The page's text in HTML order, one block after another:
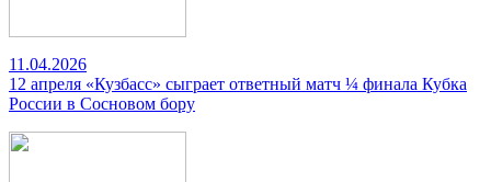
11.04.2026
12 апреля «Кузбасс» сыграет ответный матч ¼ финала Кубка
России в Сосновом бору